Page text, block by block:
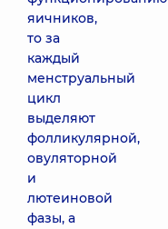
яичников,
то за
каждый
менструальный
цикл
выделяют
фолликулярной,
овуляторной
и
лютеиновой
фазы, а